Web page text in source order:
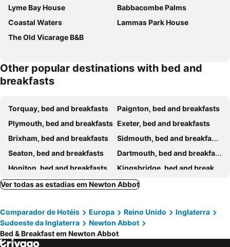
Lyme Bay House
Babbacombe Palms
Coastal Waters
Lammas Park House
The Old Vicarage B&B
Other popular destinations with bed and
breakfasts
Torquay, bed and breakfasts
Paignton, bed and breakfasts
Plymouth, bed and breakfasts Exeter, bed and breakfasts
Brixham, bed and breakfasts
Sidmouth, bed and breakfasts
Seaton, bed and breakfasts
Dartmouth, bed and breakfasts
Honiton, bed and breakfasts
Kingsbridge, bed and breakfasts
Tavistock, bed and breakfasts Totnes, bed and breakfasts
Dawlish, bed and breakfasts
Okehampton, bed and breakfasts
Crediton, bed and breakfasts
Tiverton, bed and breakfasts
Torpoint, bed and breakfasts
Ver todas as estadias em Newton Abbot
Comparador de Hotéis Europa Reino Unido
Inglaterra
Sudoeste da Inglaterra
Newton Abbot
Bed & Breakfast em Newton Abbot